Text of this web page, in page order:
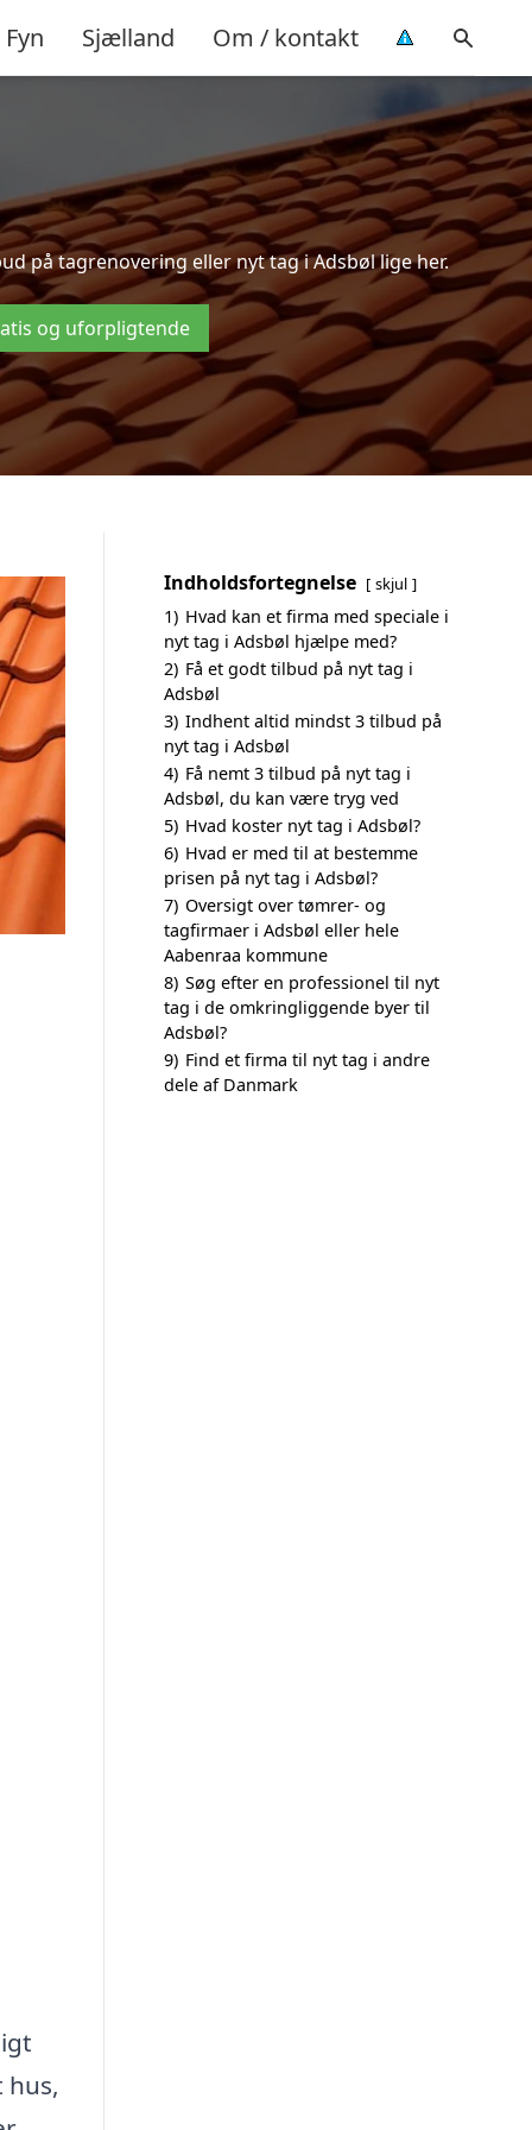
Fyn Sjælland Om / kontakt
på tagrenovering eller nyt tag i Adsbøl lige her.
og uforpligtende
Indholdsfortegnelse skjul
1) Hvad kan et firma med speciale i
nyt tag i Adsbøl hjælpe med?
2) Få et godt tilbud på nyt tag i
Adsbøl
3) Indhent altid mindst 3 tilbud på
nyt tag i Adsbøl
4) Få nemt 3 tilbud på nyt tag i
Adsbøl, du kan være tryg ved
5) Hvad koster nyt tag i Adsbøl?
6) Hvad er med til at bestemme
prisen på nyt tag i Adsbøl?
7) Oversigt over tømrer- og
tagfirmaer i Adsbøl eller hele
Aabenraa kommune
8) Søg efter en professionel til nyt
tag i de omkringliggende byer til
Adsbøl?
9) Find et firma til nyt tag i andre
dele af Danmark